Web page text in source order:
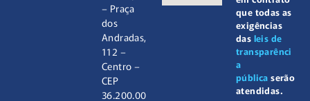
– Praça
dos
Andradas,
112 –
Centro –
CEP
36.200.00
que todas as
exigências
das leis de
transparênci
a
pública serão
atendidas.